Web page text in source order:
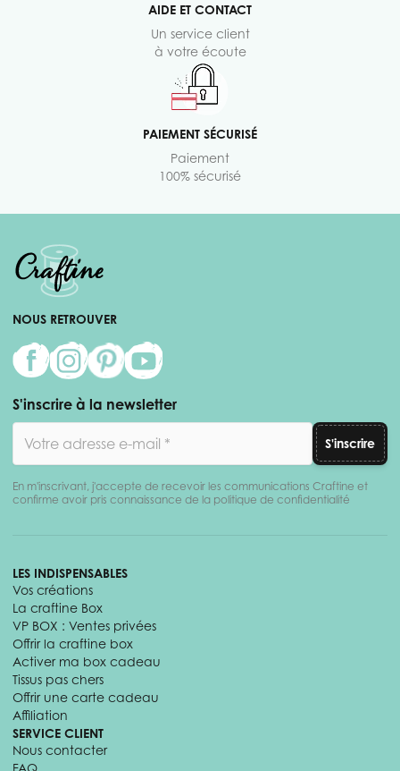
AIDE ET CONTACT
Un service client
à votre écoute
PAIEMENT SÉCURISÉ
Paiement
100% sécurisé
NOUS RETROUVER
S'inscrire à la newsletter
S'inscrire
En m'inscrivant, j'accepte de recevoir les communications Craftine et
confirme avoir pris connaissance de la politique de confidentialité
LES INDISPENSABLES
Vos créations
La craftine Box
VP BOX : Ventes privées
Offrir la craftine box
Activer ma box cadeau
Tissus pas chers
Offrir une carte cadeau
Affiliation
SERVICE CLIENT
Nous contacter
FAQ